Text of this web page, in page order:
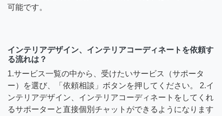
可能です。
インテリアデザイン、インテリアコーディネートを依頼す
る流れは？
1.サービス一覧の中から、受けたいサービス（サポータ
ー）を選び、「依頼相談」ボタンを押してください。 2.イ
ンテリアデザイン、インテリアコーディネートをしてくれ
るサポーターと直接個別チャットができるようになります